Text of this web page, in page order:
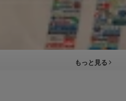
もっと見る